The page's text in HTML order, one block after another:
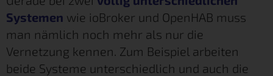
Systemen wie ioBroker und OpenHAB muss
man nämlich noch mehr als nur die
Vernetzung kennen. Zum Beispiel arbeiten
beide Systeme unterschiedlich und auch die